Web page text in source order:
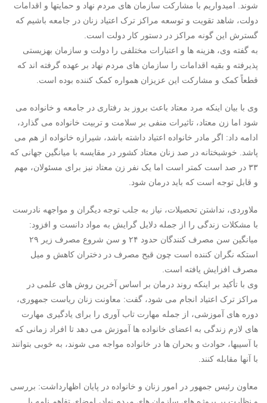
شوند. امیدواریم با مشارکت سازمان های مردم نهاد و حمایتها و اقدامات
دولت، شاهد تقویت و توسعه مراکز ترک اعتیاد زنان در جامعه باشیم که
گسترش این گونه مراکز در دستور کار دولت است.
به گفته وی، هزینه ها و اعتبارات مختلفی را دولت و سازمان بهزیستی
پذیرفته و بقیه اقدامات را سازمان های مردم نهاد بر عهده گرفته اند که
قطعاً کمک و مشارکت این عزیزان همواره کمک کننده بوده است.
وی با بیان اینکه مرد معتاد باعث بروز بد رفتاری در جامعه و خانواده می
شود اما زن معتاد، تاثیرات منفی بر سلامت و تربیت خانواده می گذارد،
ادامه داد: اگر مادر خانواده اعتیاد داشته باشد، شیرازه خانواده از هم می
پاشد. خوشبختانه در صد زنان معتاد کشور در مقایسه با میانگین جهانی که
۳۳ در صد است کمتر است اما یک نفر زن معتاد نیز برای مسئولان، مهم
و قابل توجه است که باید درمان شود.
ملاوردی، نداشتن تحصیلات، نیاز به جلب توجه دیگران و مواجهه نادرست
با مشکلات زندگی را از جمله دلایل گرایش به مواد دانست و افزود:
میانگین سن مصرف کنندگان حدود ۲۴ و سن شروع مصرف زیر ۲۹
استکه نگران کننده است چون قبح مصرف در دختران کاهش و میل
مصرف افزایش یافته است.
وی با تأکید بر اینکه روند درمان بر اساس آخرین روش های علمی در
مراکز ترک اعتیاد انجام می شود، گفت: معاونت زنان ریاست جمهوری،
دوره های آموزشی، از جمله مهارت تاب آوری را برای یادگیری مهارت
های لازم زندگی به اعضای خانواده ها آموزش می دهد تا افراد زمانی که
با آسیبها، حوادث و بحران ها در خانواده مواجه می شوند، به خوبی بتوانند
با آنها مقابله کنند.
معاون رئیس جمهور در امور زنان و خانواده در پایان اظهارداشت: بررسی